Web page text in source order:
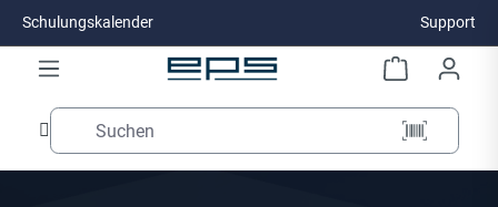
Zum Hauptinhalt springen
Schulungskalender Support